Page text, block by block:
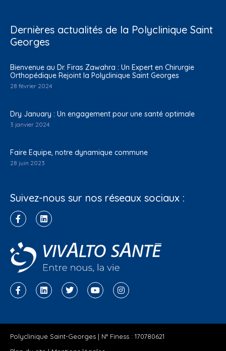
Dernières actualités de la Polyclinique Saint
Georges
Bienvenue au Dr. Firas Zawahra : Un Expert en Chirurgie
Orthopédique Rejoint la Polyclinique Saint Georges
28 février 2024
Dry January : Un engagement pour une santé optimale
3 janvier 2024
Faire Equipe, notre dynamique commune
28 juin 2023
Suivez-nous sur nos réseaux sociaux :
Polyclinique Saint-Georges | N° Finess : 170780621